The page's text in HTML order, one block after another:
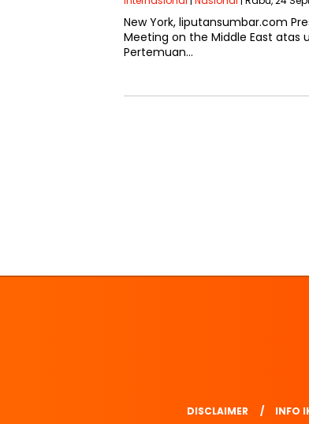
New York, liputansumbar.com
Meeting on the Middle East atas
Pertemuan…
DISCLAIMER INFO